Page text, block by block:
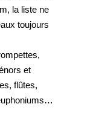
la liste ne
toujours
et
flûtes,